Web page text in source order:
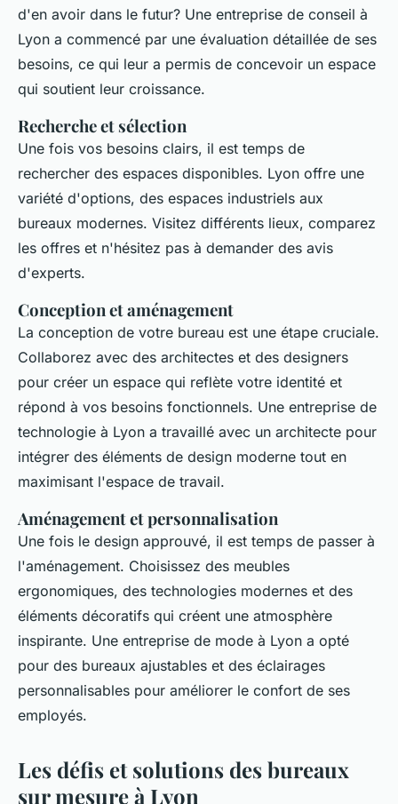
d'en avoir dans le futur? Une entreprise de conseil à
Lyon a commencé par une évaluation détaillée de ses
besoins, ce qui leur a permis de concevoir un espace
qui soutient leur croissance.
Recherche et sélection
Une fois vos besoins clairs, il est temps de
rechercher des espaces disponibles. Lyon offre une
variété d'options, des espaces industriels aux
bureaux modernes. Visitez différents lieux, comparez
les offres et n'hésitez pas à demander des avis
d'experts.
Conception et aménagement
La conception de votre bureau est une étape cruciale.
Collaborez avec des architectes et des designers
pour créer un espace qui reflète votre identité et
répond à vos besoins fonctionnels. Une entreprise de
technologie à Lyon a travaillé avec un architecte pour
intégrer des éléments de design moderne tout en
maximisant l'espace de travail.
Aménagement et personnalisation
Une fois le design approuvé, il est temps de passer à
l'aménagement. Choisissez des meubles
ergonomiques, des technologies modernes et des
éléments décoratifs qui créent une atmosphère
inspirante. Une entreprise de mode à Lyon a opté
pour des bureaux ajustables et des éclairages
personnalisables pour améliorer le confort de ses
employés.
Les défis et solutions des bureaux
sur mesure à Lyon